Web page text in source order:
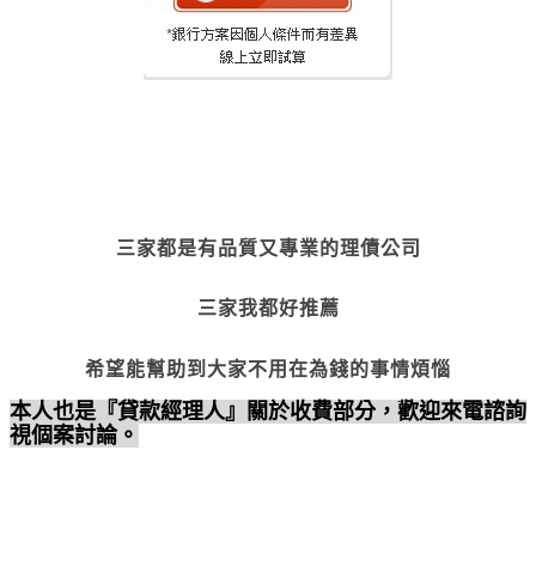
三家都是有品質又專業的理債公司
三家我都好推薦
希望能幫助到大家不用在為錢的事情煩惱
本人也是『貸款經理人』關於收費部分 ，歡迎來電諮詢
視個案討論。